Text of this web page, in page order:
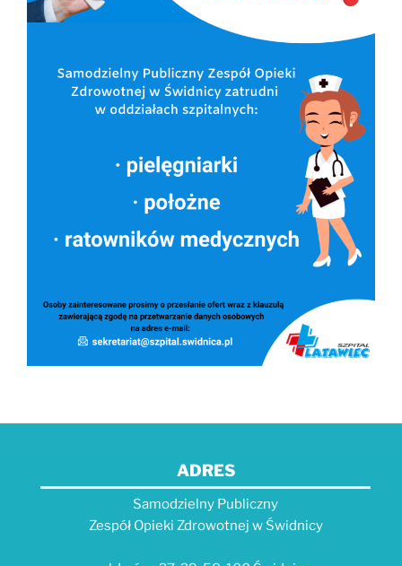
ADRES
Samodzielny Publiczny
Zespół Opieki Zdrowotnej w Świdnicy